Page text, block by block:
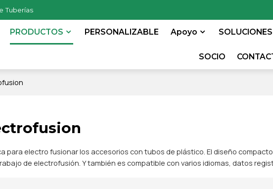
Tuberías
PRODUCTOS PERSONALIZABLE Apoyo SOLUCIONES
SOCIO
para electro fusionar los accesorios con tubos de plástico. El diseño
de electrofusión. Y también es compatible con varios idiomas, datos